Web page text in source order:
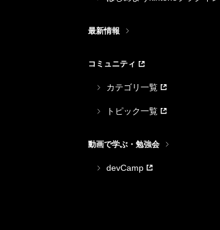
最新情報
コミュニティ
カテゴリ一覧
トピック一覧
動画で学ぶ・勉強会
devCamp